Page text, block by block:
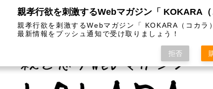
カテゴリー インスタグラム お問い合わせ
親孝行欲を刺激するWebマガジン「 KOKARA（コカラ
最新情報をプッシュ通知で受け取りましょう！
拒否